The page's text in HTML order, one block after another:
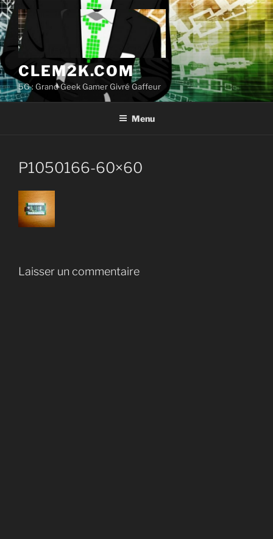
Aller
au
contenu
principal
CLEM2K.COM
5G : Grand Geek Gamer Givré Gaffeur
Menu
P1050166-60×60
Laisser un commentaire